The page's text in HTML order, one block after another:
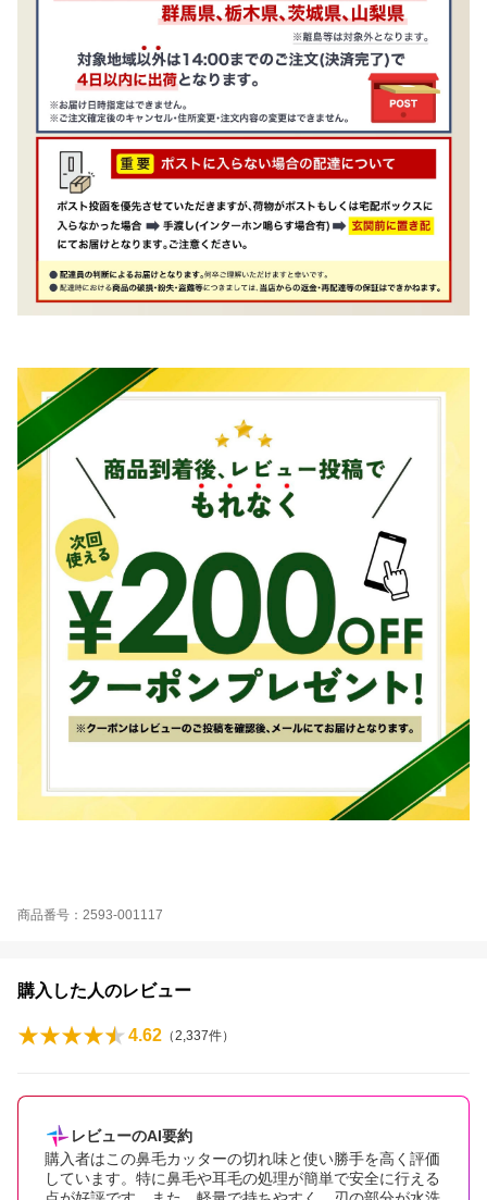
商品番号：2593-001117
購入した人のレビュー
4.62 （2,337件）
レビューのAI要約
購入者はこの鼻毛カッターの切れ味と使い勝手を高く評価
しています。特に鼻毛や耳毛の処理が簡単で安全に行える